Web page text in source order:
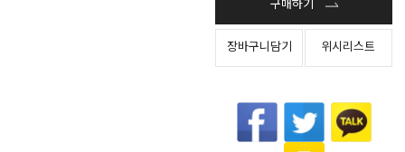
구매하기
장바구니담기 위시리스트